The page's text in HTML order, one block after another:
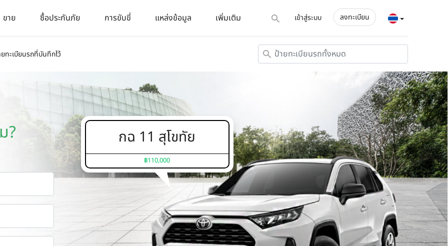
ขาย ซื้อประกันภัย การขับขี่ แหล่งข้อมูล เพิ่มเติม เข้าสู่ระบบ ลงทะเบียน
ทะเบียนรถที่บันทึกไว้
? กฉ 11 สุโขทัย
฿110,000